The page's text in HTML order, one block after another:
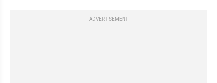
ADVERTISEMENT